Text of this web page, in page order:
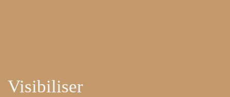
Visibiliser